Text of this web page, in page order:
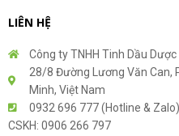
LIÊN HỆ
Công ty TNHH Tinh Dầu Dược
28/8 Đường Lương Văn Can,
Minh, Việt Nam
0932 696 777 (Hotline & Zalo)
CSKH: 0906 266 797